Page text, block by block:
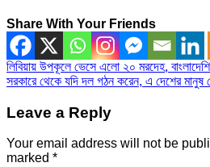
Share With Your Friends
Post
navigation
লিবিয়ায় উপকূলে ভেসে এলো ২০ মরদেহ, বাংলাদেশি
সরকারে থেকে যদি দল গঠন করেন, এ দেশের মানুষ
Leave a Reply
Your email address will not be
marked *